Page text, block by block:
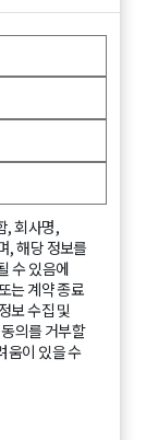
, 회사명,
, 해당 정보를
수 있음에
는 계약 종료
보 수집 및
의를 거부할
움이 있을 수